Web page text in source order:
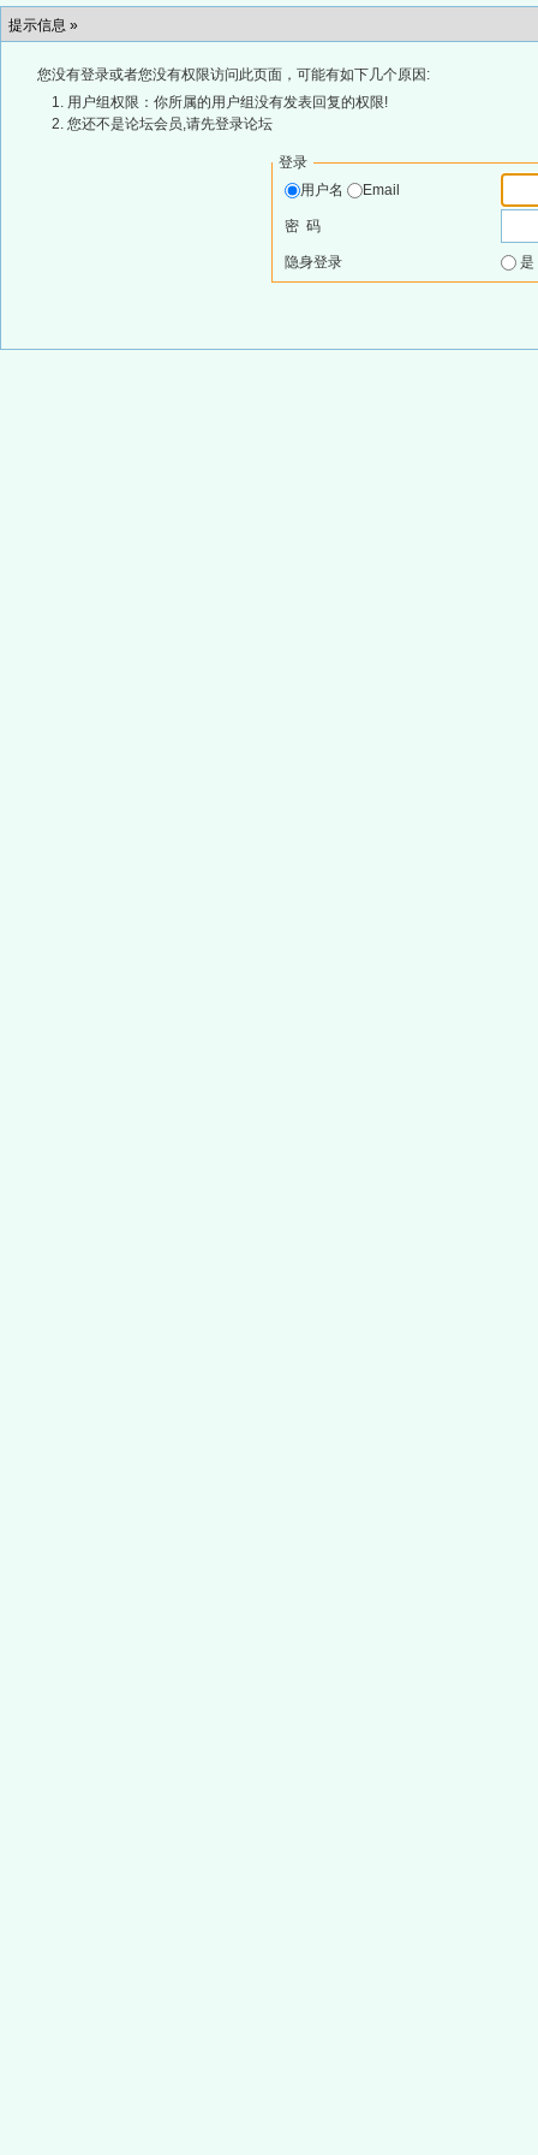
提示信息 »
您没有登录或者您没有权限访问此页面，可能有如下几个原因:
用户组权限：你所属的用户组没有发表回复的权限!
您还不是论坛会员,请先登录论坛
登录
用户名
Email
密 码
隐身登录